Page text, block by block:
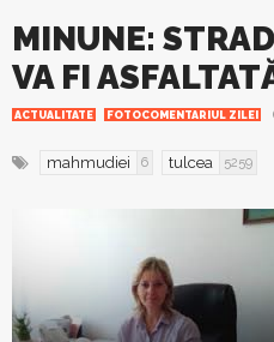
MINUNE:
VA FI
ACTUALITATE FOTOCOMENTARIUL ZILEI
mahmudiei 6 tulcea 5259